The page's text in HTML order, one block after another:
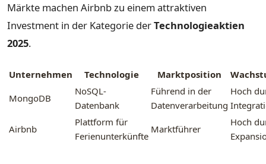
Märkte machen Airbnb zu einem attraktiven
Investment in der Kategorie derTechnologieaktien
2025.
Unternehmen Technologie Marktposition
MongoDB
NoSQL-
Datenbank
Führend in der
Datenverarbeitung
Hoch
Airbnb
Plattform für
Ferienunterkünfte
Marktführer
Hoch